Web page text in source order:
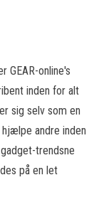
GEAR-online's
inden for alt
sig selv som en
andre inden
trendsne
på en let